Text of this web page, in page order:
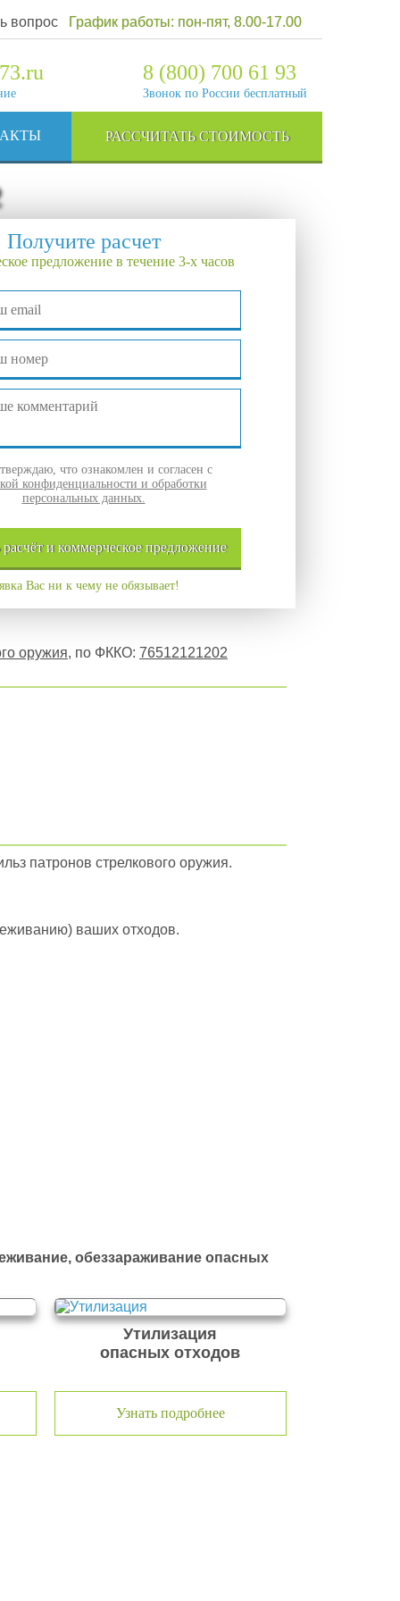
вопрос График работы: пон-пят, 8.00-17.00
8 (800) 700 61 93
Звонок по России бесплатный
РАССЧИТАТЬ СТОИМОСТЬ
Получите расчет
предложение в течение 3-х часов
что ознакомлен и согласен с
конфиденциальности и обработки
персональных данных.
расчёт и коммерческоепредложение
Вас ни к чему не обязывает!
оружия, по ФККО: 76512121202
патронов стрелкового оружия.
ваших отходов.
обеззараживание опасных
Утилизация
опасных отходов
Узнать подробнее